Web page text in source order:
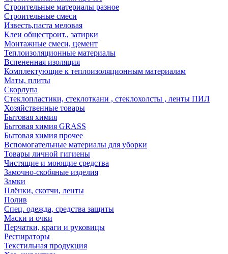
Строительные материалы разное
Строительные смеси
Известь,паста меловая
Клеи общестроит., затирки
Монтажные смеси, цемент
Теплоизоляционные материалы
Вспененная изоляция
Комплектующие к теплоизоляционным материалам
Маты, плиты
Скорлупа
Стеклопластики, стеклоткани , стеклохолсты , ленты ПИЛ
Хозяйственные товары
Бытовая химия
Бытовая химия GRASS
Бытовая химия прочее
Вспомогательные материалы для уборки
Товары личной гигиены
Чистящие и моющие средства
Замочно-скобяные изделия
Замки
Плёнки, скотчи, ленты
Полив
Спец. одежда, средства защиты
Маски и очки
Перчатки, краги и руковицы
Респираторы
Текстильная продукция